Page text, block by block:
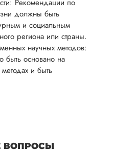
Рекомендации по
должны быть
и социальным
региона или страны.
научных методов:
быть основано на
и быть
ВОПРОСЫ